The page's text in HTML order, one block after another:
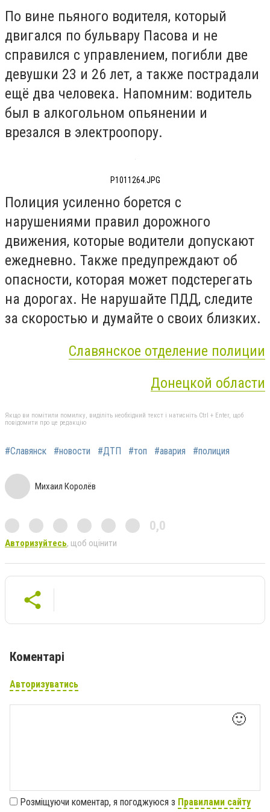
По вине пьяного водителя, который
двигался по бульвару Пасова и не
справился с управлением, погибли две
девушки 23 и 26 лет, а также пострадали
ещё два человека. Напомним: водитель
был в алкогольном опьянении и
врезался в электроопору.
P1011264.JPG
Полиция усиленно борется с
нарушениями правил дорожного
движения, которые водители допускают
ежедневно. Также предупреждают об
опасности, которая может подстерегать
на дорогах. Не нарушайте ПДД, следите
за скоростью и думайте о своих близких.
Славянское отделение полиции
Донецкой области
Якщо ви помітили помилку, виділіть необхідний текст і натисніть Ctrl + Enter, щоб
повідомити про це редакцію
#Славянск #новости #ДТП #топ #авария #полиция
Михаил Королёв
0,0
Авторизуйтесь, щоб оцінити
Коментарі
Авторизуватись
🙂
Розміщуючи коментар, я погоджуюся з Правилами сайту